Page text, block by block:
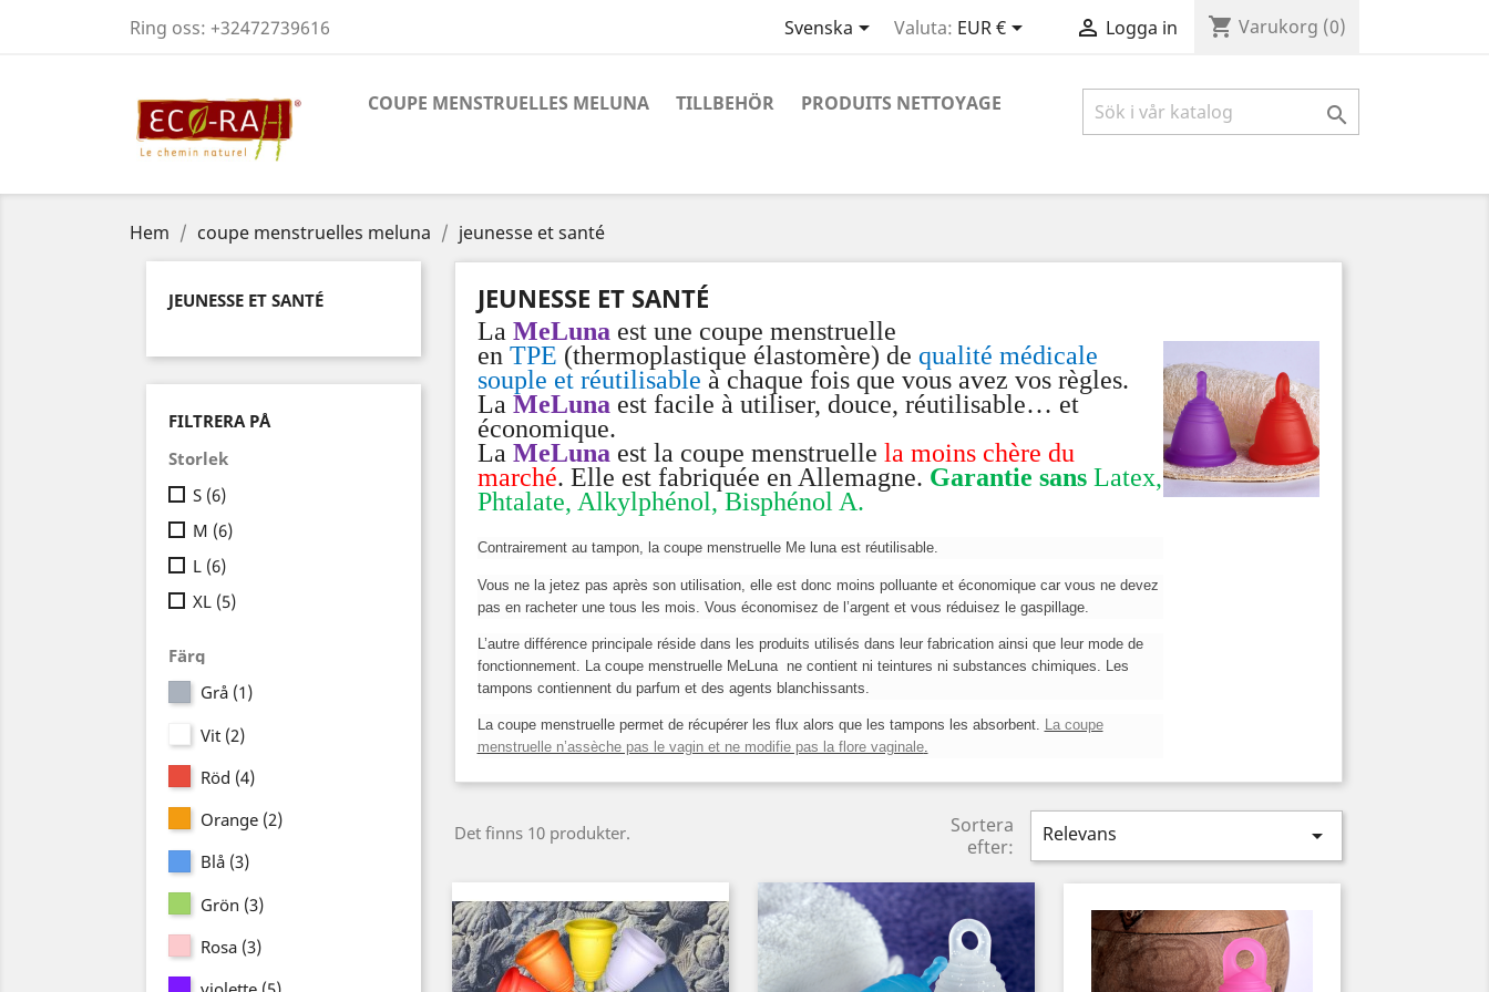
Ring oss: +32472739616 Svenska Valuta: EUR €  Logga in shopping_cart Varukorg (0)
COUPE MENSTRUELLES MELUNA TILLBEHÖR PRODUITS NETTOYAGE 
Hem coupe menstruelles meluna jeunesse et santé
JEUNESSE ET SANTÉ
FILTRERA PÅ
Storlek
S (6)
M (6)
L (6)
XL (5)
Färg
Grå (1)
Vit (2)
Röd (4)
Orange (2)
Blå (3)
Grön (3)
Rosa (3)
JEUNESSE ET SANTÉ
La MeLuna est une coupe menstruelle
en TPE (thermoplastique élastomère) de qualité médicale
souple et réutilisable à chaque fois que vous avez vos règles.
La MeLuna est facile à utiliser, douce, réutilisable… et
économique.
La MeLuna est la coupe menstruelle la moins chère du
marché. Elle est fabriquée en Allemagne. Garantie sansLatex,
Phtalate, Alkylphénol, Bisphénol A.
Contrairement au tampon, la coupe menstruelle Me luna est réutilisable.
Vous ne la jetez pas après son utilisation, elle est donc moins polluante et économique car vous ne devez
pas en racheter une tous les mois. Vous économisez de l’argent et vous réduisez le gaspillage.
L’autre différence principale réside dans les produits utilisés dans leur fabrication ainsi que leur mode de
fonctionnement. La coupe menstruelle MeLuna ne contient ni teintures ni substances chimiques. Les
tampons contiennent du parfum et des agents blanchissants.
La coupe menstruelle permet de récupérer les flux alors que les tampons les absorbent.
La coupe
menstruelle n’assèche pas le vagin et ne modifie pas la flore vaginale.
Det finns 10 produkter.
Sortera
efter:
Relevans 